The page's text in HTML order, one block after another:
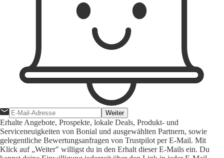
Weiter
Erhalte Angebote, Prospekte, lokale Deals, Produkt- und
Serviceneuigkeiten von Bonial und ausgewählten Partnern, sowie
gelegentliche Bewertungsanfragen von Trustpilot per E-Mail. Mit
Klick auf „Weiter" willigst du in den Erhalt dieser E-Mails ein. Du